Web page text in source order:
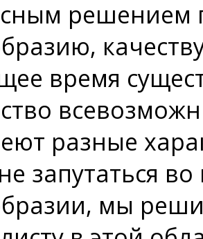
решением
время
разные
запутаться
мы